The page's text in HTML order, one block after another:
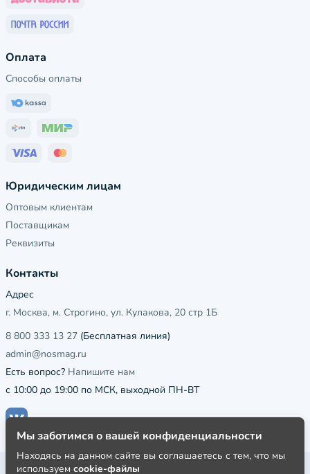
Оплата
Способы оплаты
Юридическим лицам
Оптовым клиентам
Поставщикам
Реквизиты
Контакты
Адрес
г. Москва, м. Строгино, ул. Кулакова, 20 стр 1Б
8 800 333 13 27 (Бесплатная линия)
admin@nosmag.ru
Есть вопрос? Напишите нам
с 10:00 до 19:00 по МСК, выходной ПН-ВТ
Публичная оферта
Мы заботимся о вашей конфиденциальности
Находясь на данном сайте вы соглашаетесь с тем, что мы
используем cookie-файлы